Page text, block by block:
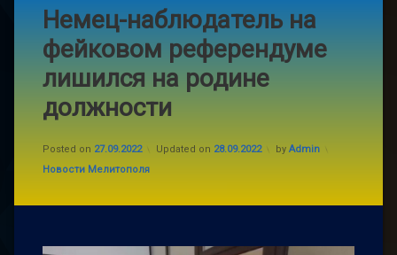
Немец-наблюдатель на
фейковом референдуме
лишился на родине
должности
Posted on 27.09.2022 Updated on 28.09.2022 by Admin
Categories:
Новости Мелитополя